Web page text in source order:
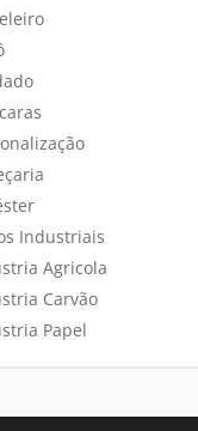
Industriais
Agricola
Carvão
Papel